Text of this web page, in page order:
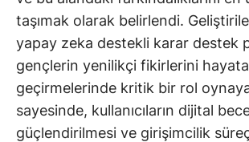
taşımak olarak belirlendi.
yapay zeka destekli karar destek
gençlerin yenilikçi fikirlerini hayata
geçirmelerinde kritik bir rol
sayesinde, kullanıcıların dijital
güçlendirilmesi ve girişimcilik